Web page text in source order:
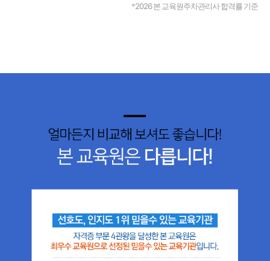
*2026본 교육원주차관리사 합격률 기준